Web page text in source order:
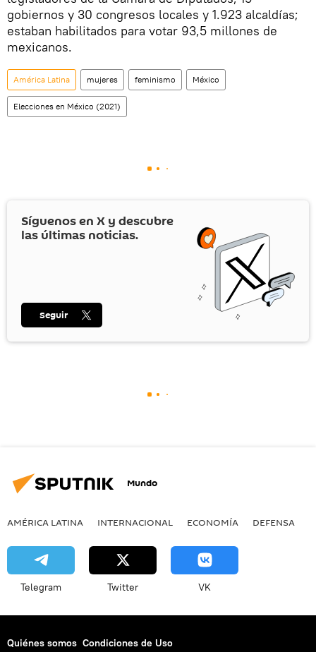
gobiernos y 30 congresos locales y 1.923 alcaldías;
estaban habilitados para votar 93,5 millones de
mexicanos.
América Latina mujeres feminismo México
Elecciones en México (2021)
Síguenos en X y descubre
las últimas noticias.
Seguir
Mundo
AMÉRICA LATINA INTERNACIONAL ECONOMÍA DEFENSA
Telegram Twitter VK
Quiénes somos Condiciones de Uso